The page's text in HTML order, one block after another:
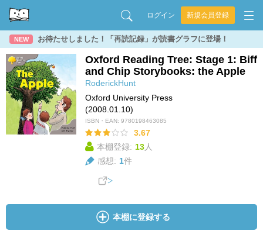
ログイン 新規会員登録
NEW お待たせしました！「再読記録」が読書グラフに登場！
Oxford Reading Tree: Stage 1: Biff
and Chip Storybooks: the Apple
RoderickHunt
Oxford University Press
(2008.01.10)
ISBN・EAN: 9780198463085
3.67
本棚登録: 13人
感想: 1件
本棚に登録する